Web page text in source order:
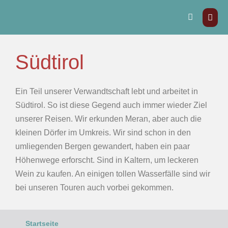
Südtirol
Ein Teil unserer Verwandtschaft lebt und arbeitet in
Südtirol. So ist diese Gegend auch immer wieder Ziel
unserer Reisen. Wir erkunden Meran, aber auch die
kleinen Dörfer im Umkreis. Wir sind schon in den
umliegenden Bergen gewandert, haben ein paar
Höhenwege erforscht. Sind in Kaltern, um leckeren
Wein zu kaufen. An einigen tollen Wasserfälle sind wir
bei unseren Touren auch vorbei gekommen.
Startseite